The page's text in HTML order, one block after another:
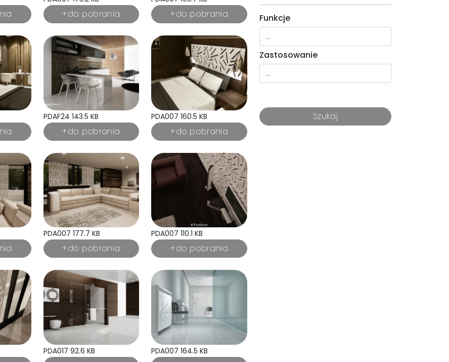
PDAF24 143.5 KB PDA007 160.5 KB
PDA007 177.7 KB PDA007 110.1 KB
PDA017 92.6 KB PDA007 164.5 KB
Funkcje
Zastosowanie
Szukaj